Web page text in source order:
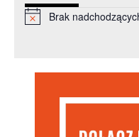
Powiadomienie
Brak